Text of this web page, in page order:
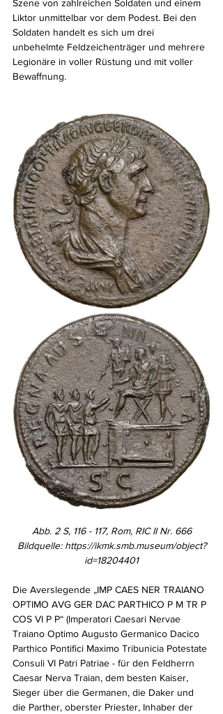
Szene von zahlreichen Soldaten und einem
Liktor unmittelbar vor dem Podest. Bei den
Soldaten handelt es sich um drei
unbehelmte Feldzeichenträger und mehrere
Legionäre in voller Rüstung und mit voller
Bewaﬀnung.
Abb. 2 S, 116 - 117, Rom, RIC II Nr. 666
Bildquelle: https://ikmk.smb.museum/object?
id=18204401
Die Averslegende „IMP CAES NER TRAIANO
OPTIMO AVG GER DAC PARTHICO P M TR P
COS VI P P“ (Imperatori Caesari Nervae
Traiano Optimo Augusto Germanico Dacico
Parthico Pontifici Maximo Tribunicia Potestate
Consuli VI Patri Patriae - für den Feldherrn
Caesar Nerva Traian, dem besten Kaiser,
Sieger über die Germanen, die Daker und
die Parther, oberster Priester, Inhaber der